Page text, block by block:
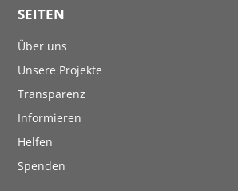
SEITEN
Über uns
Unsere Projekte
Transparenz
Informieren
Helfen
Spenden